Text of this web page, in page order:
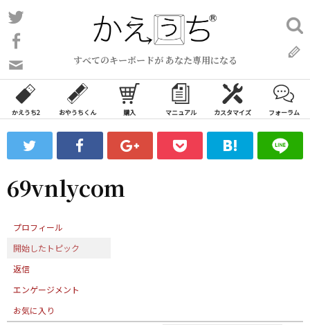
コ
ン
ン
ツ
ス
ッ
すべてのキーボードが あなた専用になる
い
合
わ
フ
ォ
ム
検
索:
かえうち2 おやうちくん 購入 マニュアル カスタマイズ フォーラム
69vnlycom
プロフィール
開始したトピック
返信
エンゲージメント
お気に入り